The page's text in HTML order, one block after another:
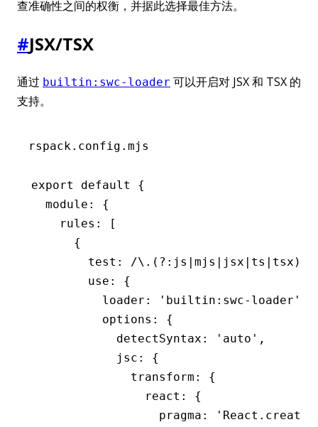
查准确性之间的权衡，并据此选择最佳方法。
#JSX/TSX
通过 builtin:swc-loader 可以开启对 JSX 和 TSX 的
支持。
rspack.config.mjs
export default
{
  module
:
{
    rules
:
[
      {
        test
: /\.(?:js mjs jsx ts tsx)
        use
:
{
          loader
: 'builtin:swc-loader'
          options
:
{
            detectSyntax
: 'auto' ,
            jsc
:
{
              transform
:
{
                react
:
{
                  pragma
: